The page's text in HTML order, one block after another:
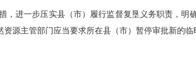
进一步压实县（市）履行监督复垦义务职责，明
源主管部门应当要求所在县（市）暂停审批新的临